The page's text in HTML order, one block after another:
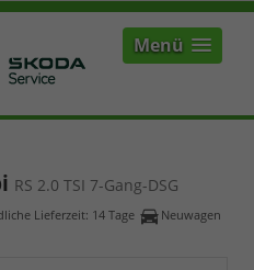
Menü
RS 2.0 TSI 7-Gang-DSG
Lieferzeit: 14 Tage
Neuwagen